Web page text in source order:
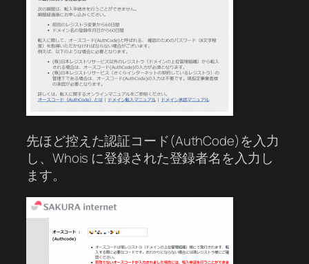
先ほど控えた認証コード(AuthCode)を入力
し、Whois に登録された登録者名を入力し
ます。